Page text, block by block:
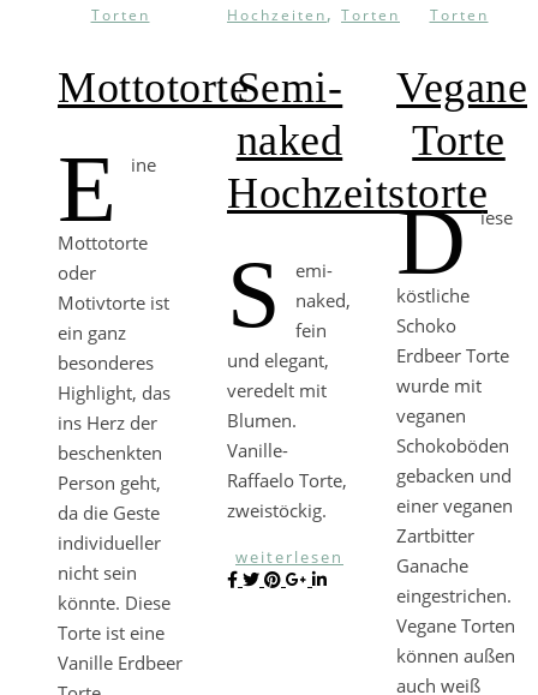
Torten
Mottotorte
E ine
Mottotorte
oder
Motivtorte ist
ein ganz
besonderes
Highlight, das
ins Herz der
beschenkten
Person geht,
da die Geste
individueller
nicht sein
könnte. Diese
Torte ist eine
Vanille Erdbeer
Hochzeiten, Torten
Semi-
naked
Hochzeitstorte
S
emi-
naked,
fein
und elegant,
veredelt mit
Blumen.
Vanille-
Raffaelo Torte,
zweistöckig.
weiterlesen
Torten
Vegane
Torte
D iese
köstliche
Schoko
Erdbeer Torte
wurde mit
veganen
Schokoböden
gebacken und
einer veganen
Zartbitter
Ganache
eingestrichen.
Vegane Torten
können außen
auch weiß